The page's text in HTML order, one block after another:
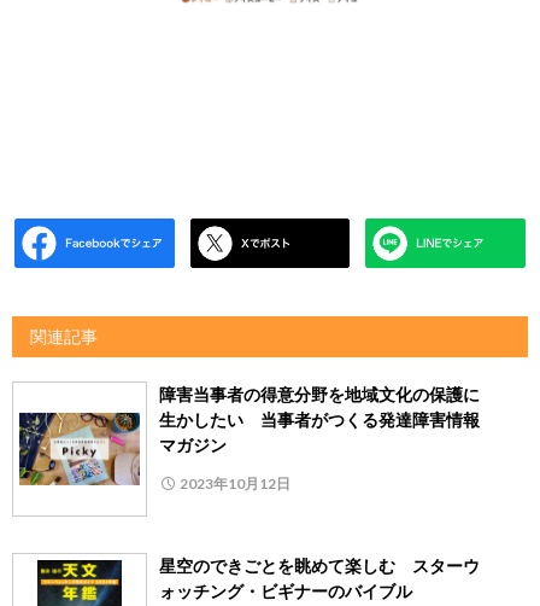
関連記事
障害当事者の得意分野を地域文化の保護に
生かしたい 当事者がつくる発達障害情報
マガジン
2023年10月12日
星空のできごとを眺めて楽しむ スターウ
ォッチング・ビギナーのバイブル